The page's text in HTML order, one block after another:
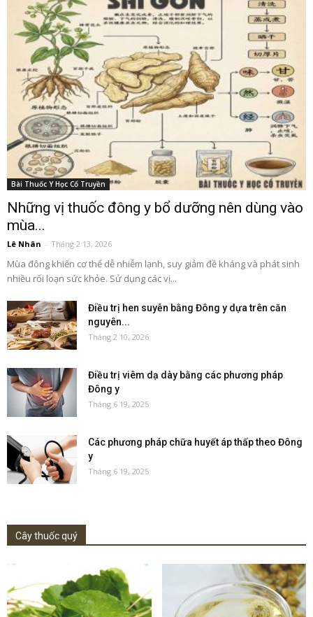
Bài Thuốc Y Học Cổ Truyền
Những vị thuốc đông y bổ dưỡng nên dùng vào
mùa...
Lê Nhân - Tháng 2 13, 2026
Mùa đông khiến cơ thể dễ nhiễm lạnh, suy giảm đề kháng và phát sinh
nhiều rối loạn sức khỏe. Sử dụng các vị...
Điều trị hen suyễn bằng Đông y dựa trên căn
nguyên...
Tháng 2 10, 2026
Điều trị viêm dạ dày bằng các phương pháp
Đông y
Tháng 6 19, 2025
Các phương pháp chữa huyết áp thấp theo Đông
y
Tháng 6 19, 2025
Cây thuốc quý